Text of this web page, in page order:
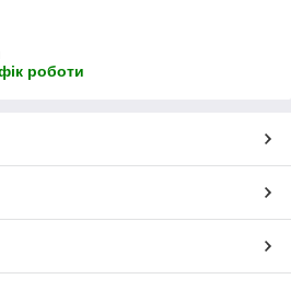
роботи